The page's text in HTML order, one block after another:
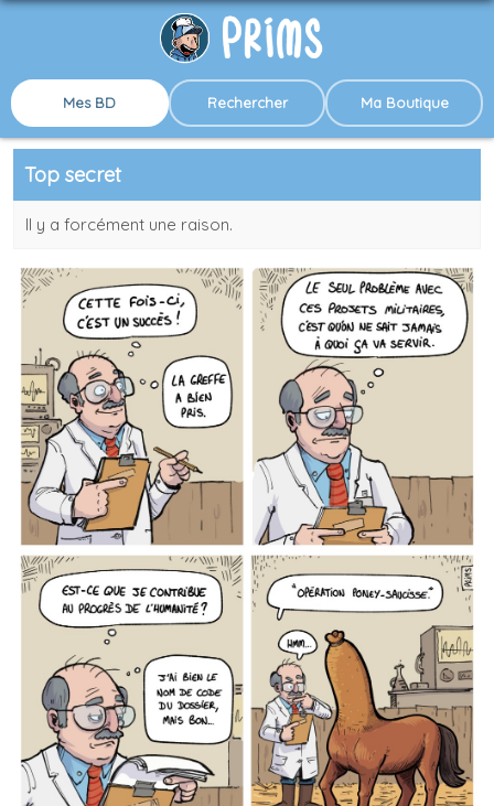
Mes BD Rechercher Ma Boutique
Top secret
Il y a forcément une raison.